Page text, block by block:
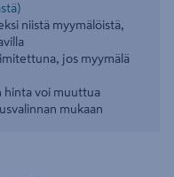
niistä myymälöistä,
jos myymälä
hinta voi muuttua
mukaan